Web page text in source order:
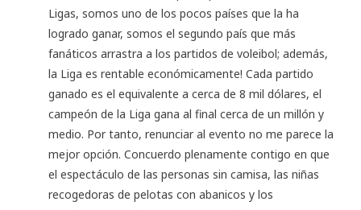
Ligas, somos uno de los pocos países que la ha
logrado ganar, somos el segundo país que más
fanáticos arrastra a los partidos de voleibol; además,
la Liga es rentable económicamente! Cada partido
ganado es el equivalente a cerca de 8 mil dólares, el
campeón de la Liga gana al final cerca de un millón y
medio. Por tanto, renunciar al evento no me parece la
mejor opción. Concuerdo plenamente contigo en que
el espectáculo de las personas sin camisa, las niñas
recogedoras de pelotas con abanicos y los